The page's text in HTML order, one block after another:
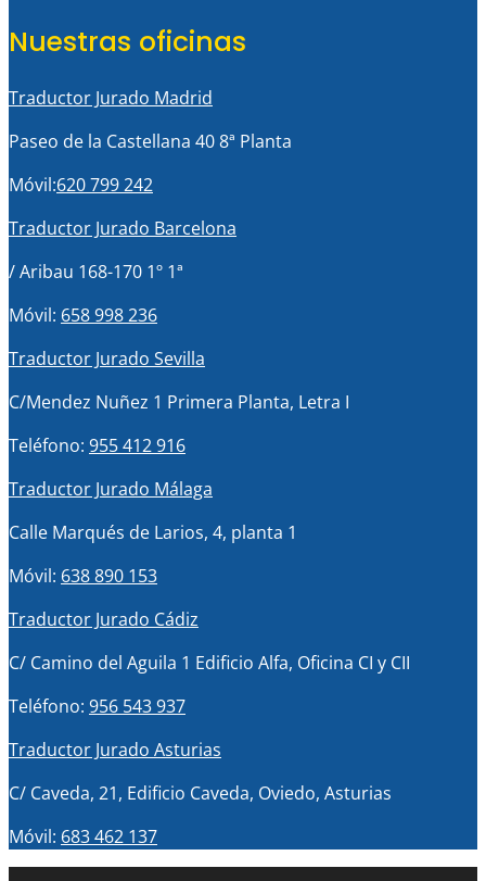
Nuestras oficinas
Traductor Jurado Madrid
Paseo de la Castellana 40 8ª Planta
Móvil:620 799 242
Traductor Jurado Barcelona
/ Aribau 168-170 1º 1ª
Móvil: 658 998 236
Traductor Jurado Sevilla
C/Mendez Nuñez 1 Primera Planta, Letra I
Teléfono: 955 412 916
Traductor Jurado Málaga
Calle Marqués de Larios, 4, planta 1
Móvil: 638 890 153
Traductor Jurado Cádiz
C/ Camino del Aguila 1 Edificio Alfa, Oficina CI y CII
Teléfono: 956 543 937
Traductor Jurado Asturias
C/ Caveda, 21, Edificio Caveda, Oviedo, Asturias
Móvil: 683 462 137